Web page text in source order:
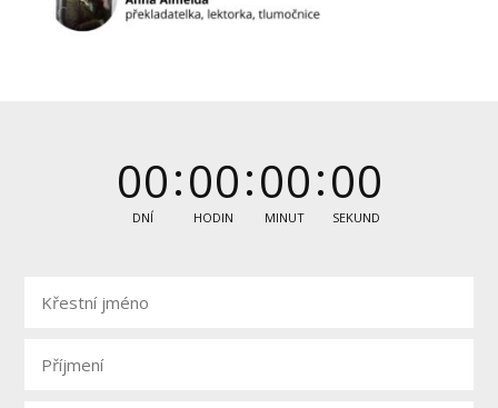
00
DNÍ
00
HODIN
00
MINUT
00
SEKUND